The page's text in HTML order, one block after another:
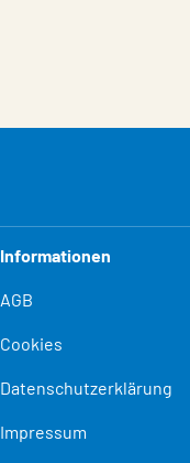
Informationen
AGB
Cookies
Datenschutzerklärung
Impressum